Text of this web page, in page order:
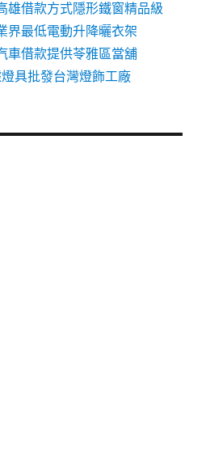
雄借款方式隱形鐵窗精品級
界最低電動升降曬衣架
車借款提供苓雅區當舖
具批發台灣燈飾工廠